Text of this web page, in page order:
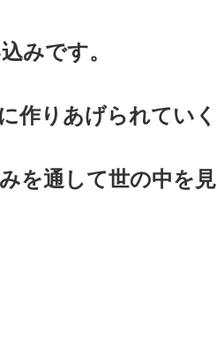
みです。
作りあげられていく
を通して世の中を見